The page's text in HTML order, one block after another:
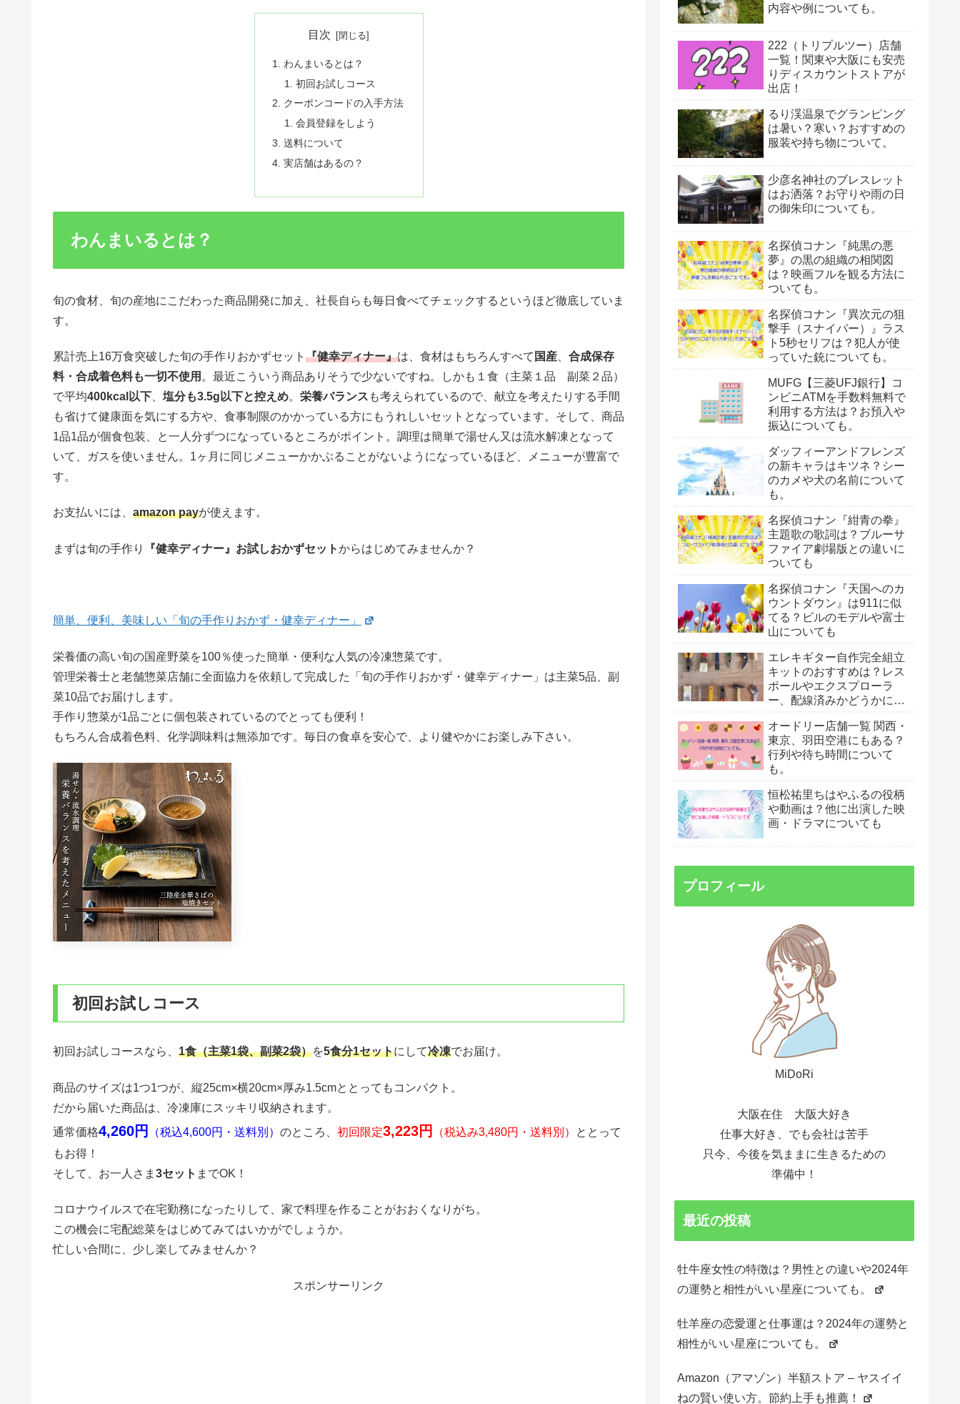
目次
わんまいるとは？
初回お試しコース
クーポンコードの入手方法
会員登録をしよう
送料について
実店舗はあるの？
わんまいるとは？
旬の食材、旬の産地にこだわった商品開発に加え、社長自らも毎日食べてチェックするというほど徹底していま
す。
累計売上16万食突破した旬の手作りおかずセット 『健幸ディナー』は、食材はもちろんすべて 国産
合成保存
料・合成着色料も一切不使用 。最近こういう商品ありそうで少ないですね。しかも１食（主菜１品 副菜２品）
で平均400kcal以下 塩分も3.5g以下と控えめ。 栄養バランス も考えられているので、献立を考えたりする手間
も省けて健康面を気にする方や、食事制限のかかっている方にもうれしいセットとなっています。そして、商品
1品1品が個食包装、と一人分ずつになっているところがポイント。調理は簡単で湯せん又は流水解凍となって
いて、ガスを使いません。1ヶ月に同じメニューかかぶることがないようになっているほど、メニューが豊富で
す。
お支払いには、 amazon payが使えます。
まずは旬の手作り 『健幸ディナー』お試しおかずセットからはじめてみませんか？
簡単、便利、美味しい「旬の手作りおかず・健幸ディナー」
栄養価の高い旬の国産野菜を100％使った簡単・便利な人気の冷凍惣菜です。
管理栄養士と老舗惣菜店舗に全面協力を依頼して完成した「旬の手作りおかず・健幸ディナー」は主菜5品、副
菜10品でお届けします。
手作り惣菜が1品ごとに個包装されているのでとっても便利！
もちろん合成着色料、化学調味料は無添加です。毎日の食卓を安心で、より健やかにお楽しみ下さい。
初回お試しコース
初回お試しコースなら、 1食（主菜1袋、副菜2袋）を5食分1セットにして冷凍でお届け。
商品のサイズは1つ1つが、縦25cm×横20cm×厚み1.5cmととってもコンパクト。
だから届いた商品は、冷凍庫にスッキリ収納されます。
通常価格4,260円 （税込4,600円・送料別） のところ、 初回限定3,223円 （税込み3,480円・送料別）
ととって
もお得！
そして、お一人さま 3セット までOK！
コロナウイルスで在宅勤務になったりして、家で料理を作ることがおおくなりがち。
この機会に宅配総菜をはじめてみてはいかがでしょうか。
忙しい合間に、少し楽してみませんか？
スポンサーリンク
内容や例についても。
222（トリプルツー）店舗
一覧！関東や大阪にも安売
りディスカウントストアが
出店！
るり渓温泉でグランピング
は暑い？寒い？おすすめの
服装や持ち物について。
少彦名神社のブレスレット
はお洒落？お守りや雨の日
の御朱印についても。
名探偵コナン『純黒の悪
夢』の黒の組織の相関図
は？映画フルを観る方法に
ついても。
名探偵コナン『異次元の狙
撃手（スナイパー）』ラス
ト5秒セリフは？犯人が使
っていた銃についても。
MUFG【三菱UFJ銀行】コ
ンビニATMを手数料無料で
利用する方法は？お預入や
振込についても。
ダッフィーアンドフレンズ
の新キャラはキツネ？シー
のカメや犬の名前について
も。
名探偵コナン『紺青の拳』
主題歌の歌詞は？ブルーサ
ファイア劇場版との違いに
ついても
名探偵コナン『天国へのカ
ウントダウン』は911に似
てる？ビルのモデルや富士
山についても
エレキギター自作完全組立
キットのおすすめは？レス
ポールやエクスプローラ
ー、配線済みかどうかにつ
オードリー店舗一覧 関西・
東京、羽田空港にもある？
行列や待ち時間について
も。
恒松祐里ちはやふるの役柄
や動画は？他に出演した映
画・ドラマについても
プロフィール
MiDoRi
大阪在住 大阪大好き
仕事大好き、でも会社は苦手
只今、今後を気ままに生きるための
準備中！
最近の投稿
牡牛座女性の特徴は？男性との違いや2024年
の運勢と相性がいい星座についても。
牡羊座の恋愛運と仕事運は？2024年の運勢と
相性がいい星座についても。
Amazon（アマゾン）半額ストア – ヤスイイ
ねの賢い使い方。節約上手も推薦！